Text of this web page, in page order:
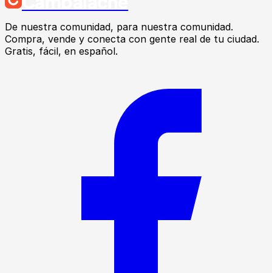
De nuestra comunidad, para nuestra comunidad.
Compra, vende y conecta con gente real de tu ciudad.
Gratis, fácil, en español.